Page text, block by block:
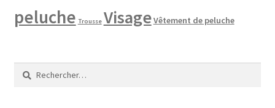
peluche Trousse VisageVêtement de peluche
Rechercher :